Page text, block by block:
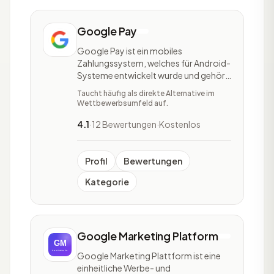
Google Pay
Google Pay ist ein mobiles
Zahlungssystem, welches für Android-
Systeme entwickelt wurde und gehört
zum US-amerikanischen Unternehmen
Google. Es ermöglicht einfaches und
Nutzern (min. Version 9.0) der USA wird
zu verwenden. Mit Google
Taucht häufig als direkte Alternative im
Wettbewerbsumfeld auf.
4.1·12 Bewertungen·Kostenlos
Profil
Bewertungen
Kategorie
Google Marketing Platform
Google Marketing Plattform ist eine
einheitliche Werbe- und